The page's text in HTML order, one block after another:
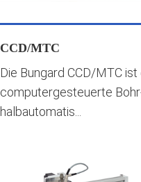
CCD/MTC
Die Bungard CCD/MTC
computergesteuerte
halbautomatis...